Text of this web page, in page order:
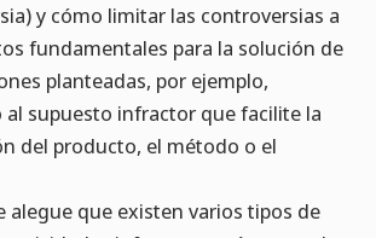
y cómo limitar las controversias a
fundamentales para la solución de
planteadas, por ejemplo,
al supuesto infractor que facilite la
del producto, el método o el
alegue que existen varios tipos de